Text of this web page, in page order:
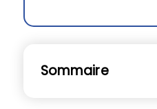
Sommaire